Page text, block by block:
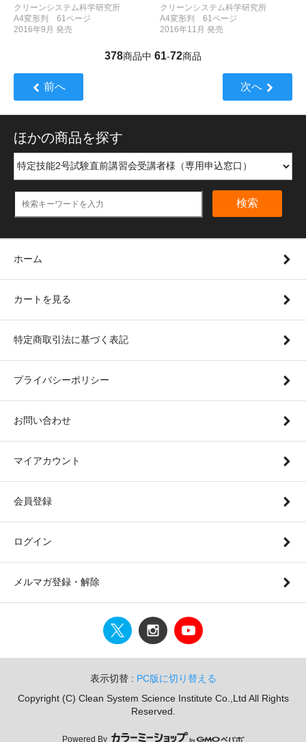
クリーンシステム科学研究所
A4変形判 61ページ
2016年9月 発売
クリーンシステム科学研究所
A4変形判 61ページ
2016年11月 発売
378商品中 61-72商品
前へ 次へ
ほかの商品を探す
検索
ホーム
カートを見る
特定商取引法に基づく表記
プライバシーポリシー
お問い合わせ
マイアカウント
会員登録
ログイン
メルマガ登録・解除
表示切替 : PC版に切り替える
Copyright (C) Clean System Science Institute Co.,Ltd All Rights
Reserved.
Powered By